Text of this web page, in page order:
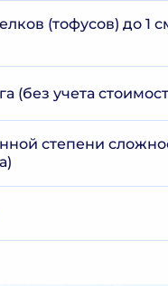
(тофусов) до 1
(без учета
степени